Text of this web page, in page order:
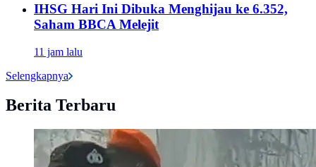
IHSG Hari Ini Dibuka Menghijau ke 6.352,
Saham BBCA Melejit
11 jam lalu
Selengkapnya
Berita Terbaru